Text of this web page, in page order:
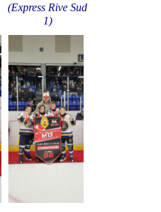
(Express Rive Sud
1)